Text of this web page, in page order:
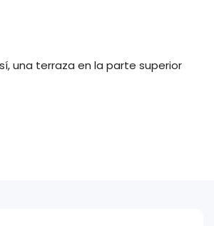
una terraza en la parte superior